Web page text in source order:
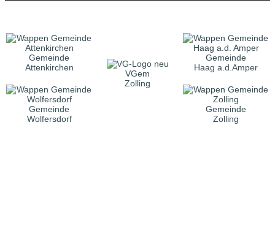
Gemeinde
Attenkirchen
VGem
Zolling
Gemeinde
Haag a.d.Amper
Gemeinde
Wolfersdorf
Gemeinde
Zolling